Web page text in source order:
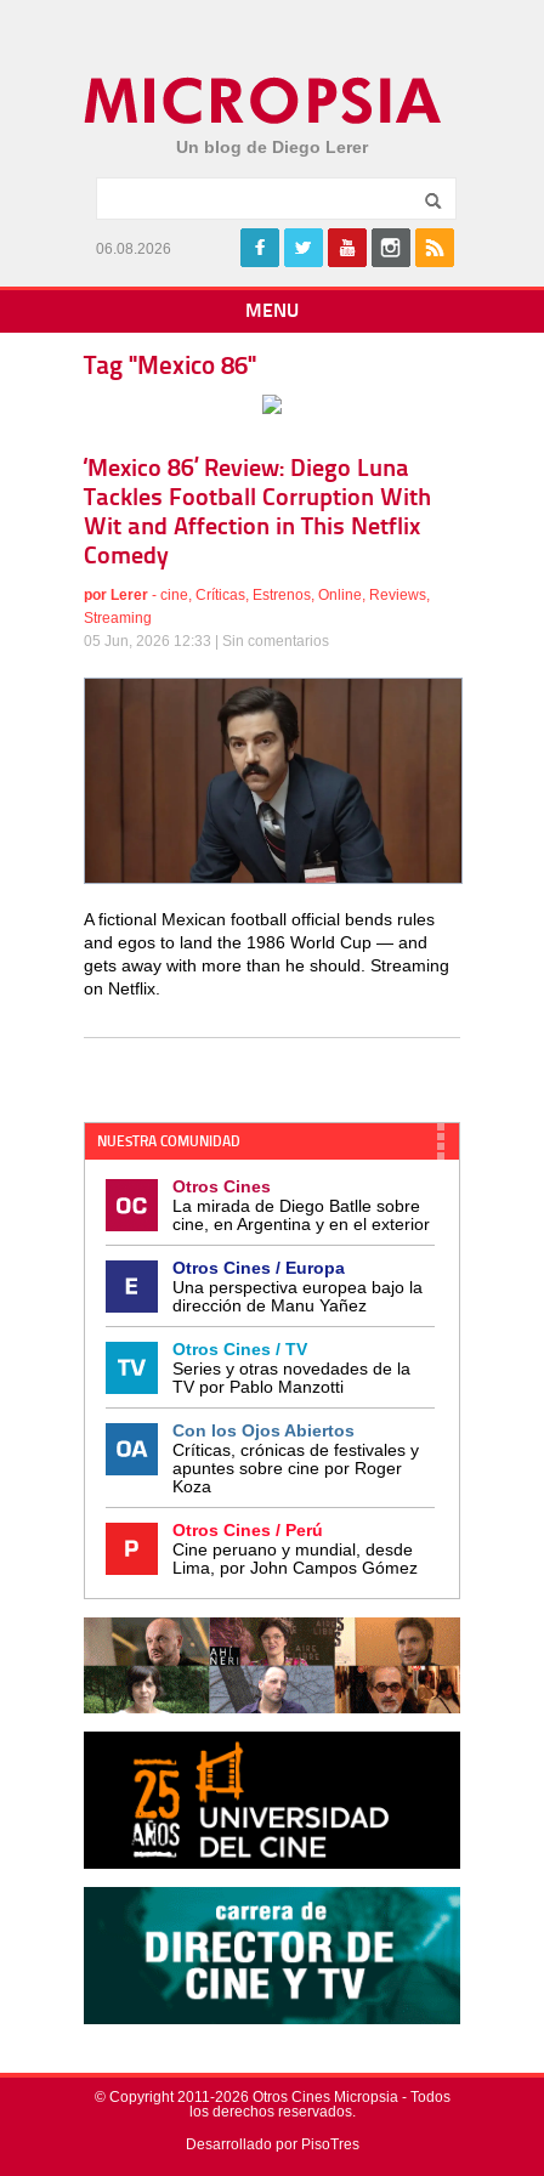
Un blog de Diego Lerer
06.08.2026
MENU
Tag "Mexico 86"
‘Mexico 86’ Review: Diego Luna
Tackles Football Corruption With
Wit and Affection in This Netflix
Comedy
por Lerer - cine, Críticas, Estrenos, Online, Reviews,
Streaming
05 Jun, 2026 12:33 | Sin comentarios
A fictional Mexican football official bends rules
and egos to land the 1986 World Cup — and
gets away with more than he should. Streaming
on Netflix.
NUESTRA COMUNIDAD
Otros Cines
La mirada de Diego Batlle sobre
cine, en Argentina y en el exterior
Otros Cines / Europa
Una perspectiva europea bajo la
dirección de Manu Yañez
Otros Cines / TV
Series y otras novedades de la
TV por Pablo Manzotti
Con los Ojos Abiertos
Críticas, crónicas de festivales y
apuntes sobre cine por Roger
Koza
Otros Cines / Perú
Cine peruano y mundial, desde
Lima, por John Campos Gómez
© Copyright 2011-2026 Otros Cines Micropsia - Todos
los derechos reservados.
Desarrollado por PisoTres